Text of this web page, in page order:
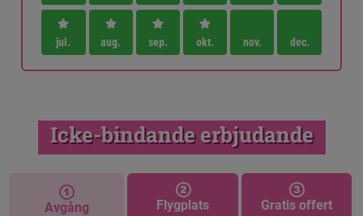
jul. aug. sep. okt. nov. dec.
Icke-bindande erbjudande
Avgång Flygplats Gratis offert